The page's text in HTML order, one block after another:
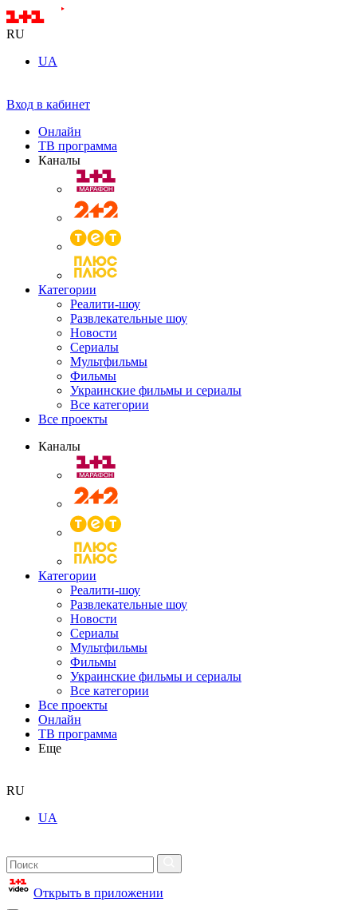
RU
UA
Вход в кабинет
Онлайн
ТВ программа
Каналы
Категории
Реалити-шоу
Развлекательные шоу
Новости
Сериалы
Мультфильмы
Фильмы
Украинские фильмы и сериалы
Все категории
Все проекты
Каналы
Категории
Реалити-шоу
Развлекательные шоу
Новости
Сериалы
Мультфильмы
Фильмы
Украинские фильмы и сериалы
Все категории
Все проекты
Онлайн
ТВ программа
Еще
RU
UA
Открыть в приложении